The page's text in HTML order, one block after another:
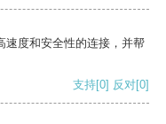
速度和安全性的连接，并帮
支持[0] 反对[0]